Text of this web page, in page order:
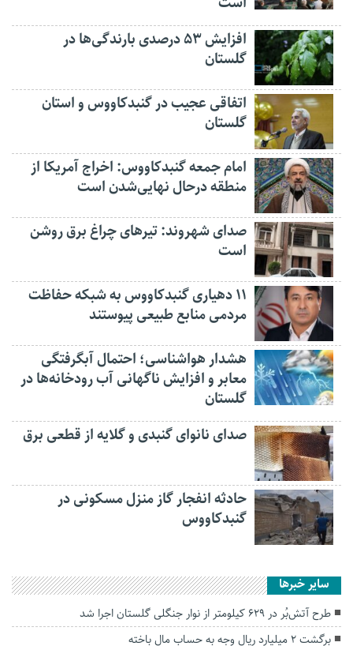
افزایش ۵۳ درصدی بارندگی‌ها در
گلستان
اتفاقی عجیب در‌ گنبدکاووس و استان
گلستان
امام جمعه گنبدکاووس: اخراج آمریکا از
منطقه درحال نهایی‌شدن است
صدای شهروند: تیرهای چراغ برق روشن
است
۱۱ دهیاری گنبدکاووس به شبکه حفاظت
مردمی منابع طبیعی پیوستند
هشدار هواشناسی؛ احتمال آبگرفتگی
معابر و افزایش ناگهانی آب رودخانه‌ها در
گلستان
صدای نانوای گنبدی و گلایه از قطعی برق
حادثه انفجار گاز منزل مسکونی در
گنبدکاووس
سایر خبرها
طرح آتش‌بُر در ۶۲۹ کیلومتر از نوار جنگلی گلستان اجرا شد
برگشت ۲ میلیارد ریال وجه به حساب مال باخته